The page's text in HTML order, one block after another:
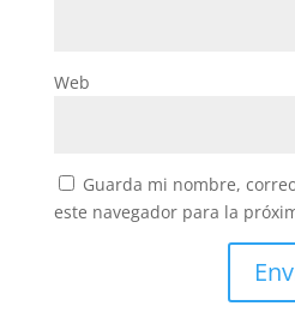
Web
Guarda mi nombre,
este navegador para la